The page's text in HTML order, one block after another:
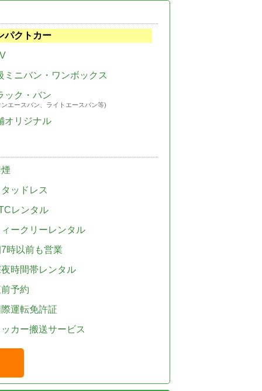
パクトカー
ミニバン・ワンボックス
ック・バン
エースバン、ライトエースバン等)
オリジナル
ッドレス
レンタル
ークリーレンタル
時以前も営業
時間帯レンタル
予約
運転免許証
カー搬送サービス